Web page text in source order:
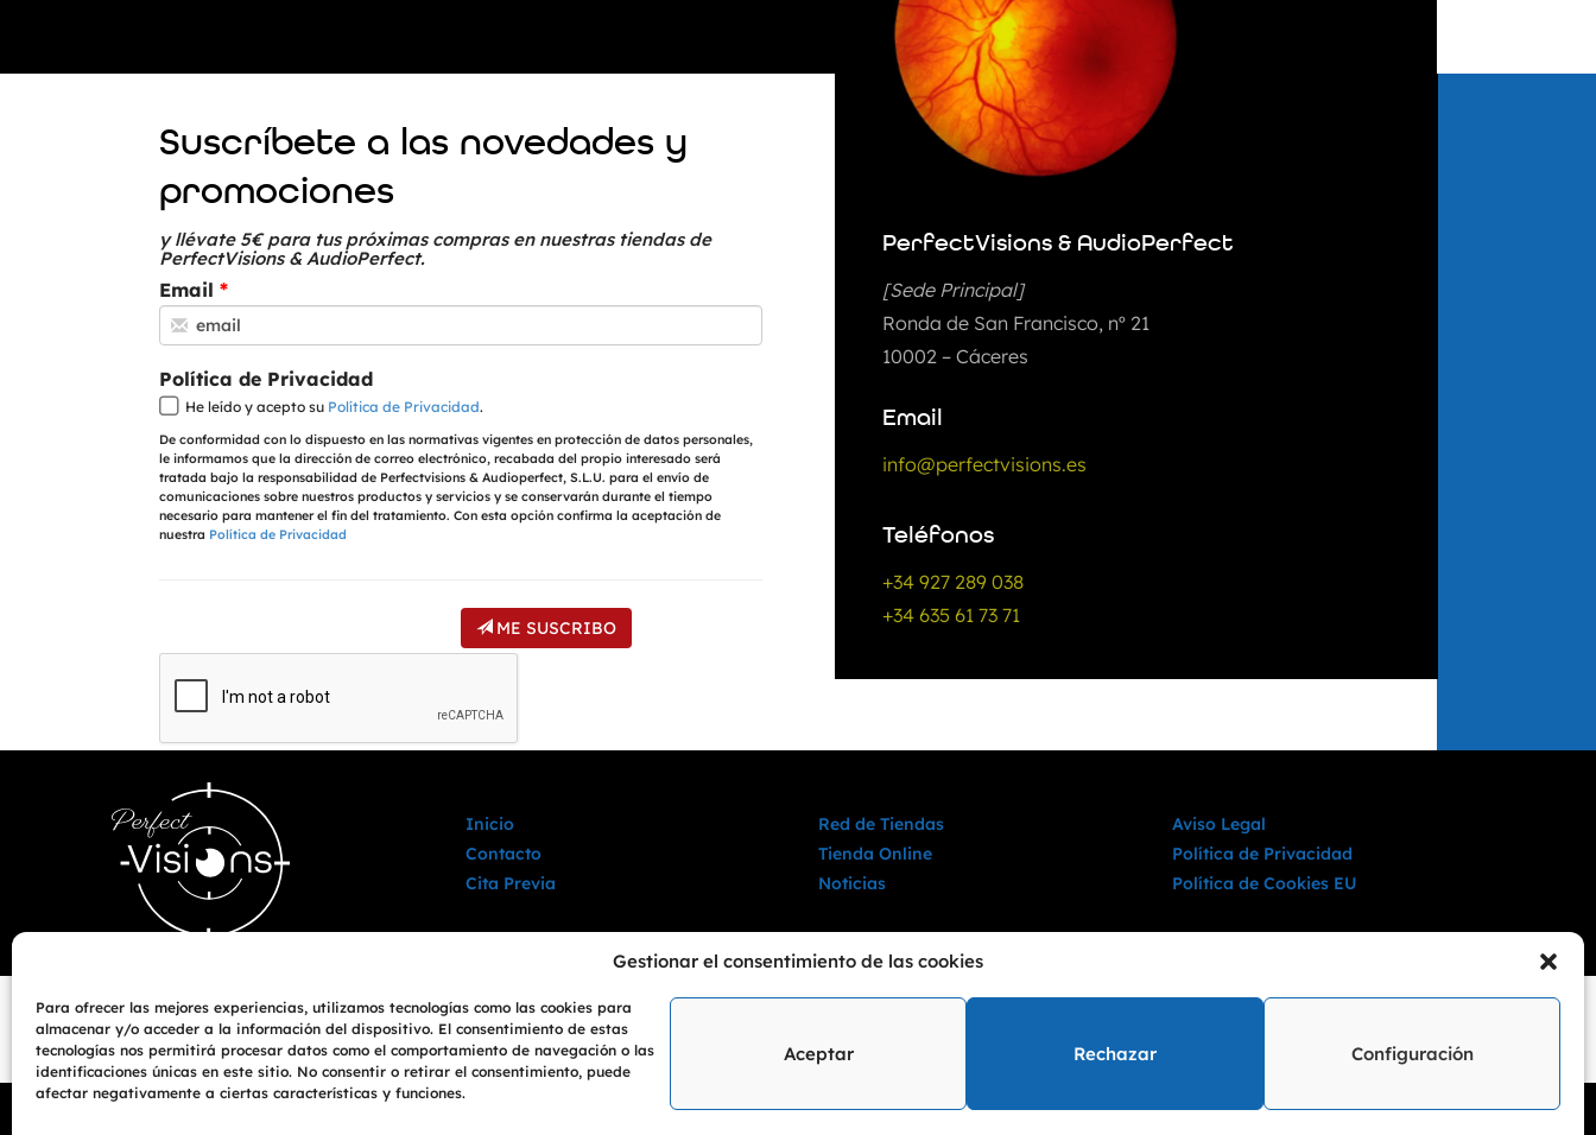
Gestionar el consentimiento de las cookies
Para ofrecer las mejores experiencias, utilizamos tecnologías como las cookies para
almacenar y/o acceder a la información del dispositivo. El consentimiento de estas
tecnologías nos permitirá procesar datos como el comportamiento de navegación o las
identificaciones únicas en este sitio. No consentir o retirar el consentimiento, puede
afectar negativamente a ciertas características y funciones.
Aceptar Rechazar Configuración
Suscríbete a las novedades y
promociones
y llévate 5€ para tus próximas compras en nuestras tiendas de
PerfectVisions & AudioPerfect.
Email
Política de Privacidad
He leído y acepto su Política de Privacidad.
De conformidad con lo dispuesto en las normativas vigentes en protección de datos personales,
le informamos que la dirección de correo electrónico, recabada del propio interesado será
tratada bajo la responsabilidad de Perfectvisions & Audioperfect, S.L.U. para el envío de
comunicaciones sobre nuestros productos y servicios y se conservarán durante el tiempo
necesario para mantener el fin del tratamiento. Con esta opción confirma la aceptación de
nuestra Política de Privacidad
ME SUSCRIBO
PerfectVisions & AudioPerfect
[Sede Principal]
Ronda de San Francisco, nº 21
10002 – Cáceres
Email
info@perfectvisions.es
Teléfonos
+34 927 289 038
+34 635 61 73 71
Inicio
Contacto
Cita Previa
Red de Tiendas
Tienda Online
Noticias
Aviso Legal
Política de Privacidad
Política de Cookies EU